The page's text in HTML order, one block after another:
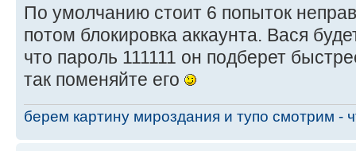
По умолчанию стоит 6 попыток
потом блокировка аккаунта. Вася
что пароль 111111 он подберет
так поменяйте его
берем картину мироздания и тупо смотрим -